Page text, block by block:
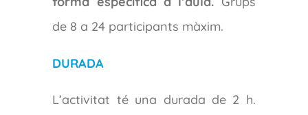
de 8 a 24 participants màxim.
DURADA
L’activitat té una durada de 2 h.